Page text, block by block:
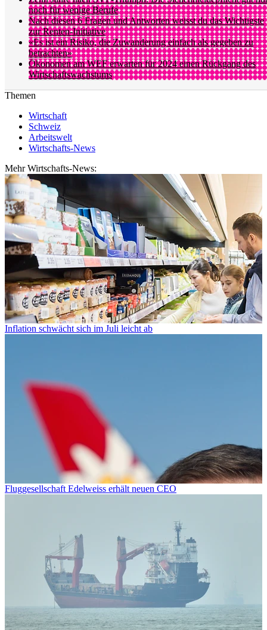
noch für wenige Berufe
Nach diesen 6 Fragen und Antworten weisst du das Wichtigste
zur Renten-Initiative
«Es ist ein Risiko, die Zuwanderung einfach als gegeben zu
betrachten»
Ökonomen am WEF erwarten für 2024 einen Rückgang des
Wirtschaftswachstums
Themen
Wirtschaft
Schweiz
Arbeitswelt
Wirtschafts-News
Mehr Wirtschafts-News:
Inflation schwächt sich im Juli leicht ab
Fluggesellschaft Edelweiss erhält neuen CEO